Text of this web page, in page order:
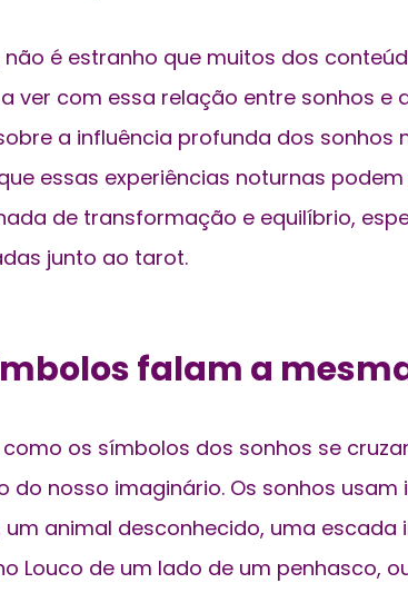
não é estranho que muitos dos
ver com essa relação entre sonhos e
a influência profunda dos sonhos
essas experiências noturnas
de transformação e equilíbrio,
junto ao tarot.
falam a
como os símbolos dos sonhos se
do nosso imaginário. Os sonhos
animal desconhecido, uma escada
Louco de um lado de um penhasco,